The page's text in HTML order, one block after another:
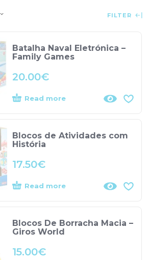
FILTER
Batalha Naval Eletrónica –
Family Games
20.00€
Read more
Blocos de Atividades com
História
17.50€
Read more
Blocos De Borracha Macia –
Giros World
15.00€